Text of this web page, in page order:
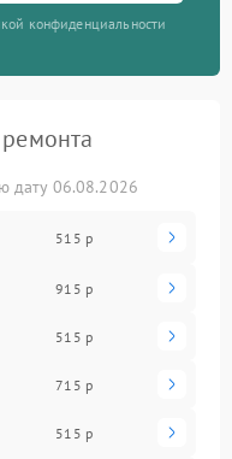
конфиденциальности
дату 06.08.2026
515 р
915 р
515 р
715 р
515 р